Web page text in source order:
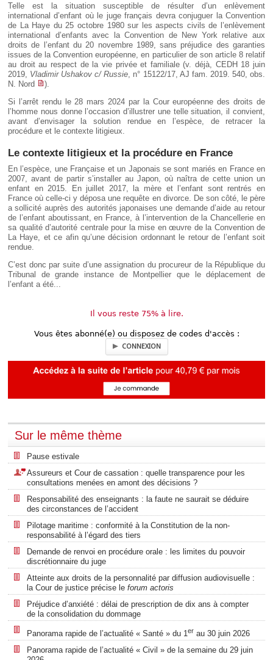
Telle est la situation susceptible de résulter d’un enlèvement
international d’enfant où le juge français devra conjuguer la Convention
de La Haye du 25 octobre 1980 sur les aspects civils de l’enlèvement
international d’enfants avec la Convention de New York relative aux
droits de l’enfant du 20 novembre 1989, sans préjudice des garanties
issues de la Convention européenne, en particulier de son article 8 relatif
au droit au respect de la vie privée et familiale (v. déjà, CEDH 18 juin
2019, Vladimir Ushakov c/ Russie , n° 15122/17, AJ fam. 2019. 540, obs.
N. Nord
).
Si l’arrêt rendu le 28 mars 2024 par la Cour européenne des droits de
l’homme nous donne l’occasion d’illustrer une telle situation, il convient,
avant d’envisager la solution rendue en l’espèce, de retracer la
procédure et le contexte litigieux.
Le contexte litigieux et la procédure en France
En l’espèce, une Française et un Japonais se sont mariés en France en
2007, avant de partir s’installer au Japon, où naîtra de cette union un
enfant en 2015. En juillet 2017, la mère et l’enfant sont rentrés en
France où celle-ci y déposa une requête en divorce. De son côté, le père
a sollicité auprès des autorités japonaises une demande d’aide au retour
de l’enfant aboutissant, en France, à l’intervention de la Chancellerie en
sa qualité d’autorité centrale pour la mise en œuvre de la Convention de
La Haye, et ce afin qu’une décision ordonnant le retour de l’enfant soit
rendue.
C’est donc par suite d’une assignation du procureur de la République du
Tribunal de grande instance de Montpellier que le déplacement de
l’enfant a été...
Il vous reste 75% à lire.
Vous êtes abonné(e) ou disposez de codes d'accès :
CONNEXION
Sur le même thème
Pause estivale
Assureurs et Cour de cassation : quelle transparence pour les
consultations menées en amont des décisions ?
Responsabilité des enseignants : la faute ne saurait se déduire
des circonstances de l’accident
Pilotage maritime : conformité à la Constitution de la non-
responsabilité à l’égard des tiers
Demande de renvoi en procédure orale : les limites du pouvoir
discrétionnaire du juge
Atteinte aux droits de la personnalité par diffusion audiovisuelle :
la Cour de justice précise le forum actoris
Préjudice d’anxiété : délai de prescription de dix ans à compter
de la consolidation du dommage
Panorama rapide de l’actualité « Santé » du 1er au 30 juin 2026
Panorama rapide de l’actualité « Civil » de la semaine du 29 juin